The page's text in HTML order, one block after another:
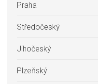
Praha
Středočeský
Jihočeský
Plzeňský